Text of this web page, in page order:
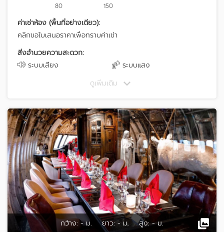
80 150
ค่าเช่าห้อง (พื้นที่อย่างเดียว):
คลิกขอใบเสนอราคาเพื่อทราบค่าเช่า
สิ่งอำนวยความสะดวก:
ระบบเสียง
ระบบแสง
ดูเพิ่มเติม
กว้าง: - ม. ยาว: - ม. สูง: - ม.